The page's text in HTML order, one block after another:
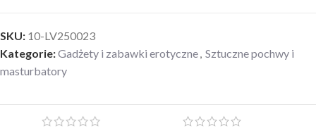
SKU: 10-LV250023
Kategorie:Gadżety i zabawki erotyczne, Sztuczne pochwy i
masturbatory